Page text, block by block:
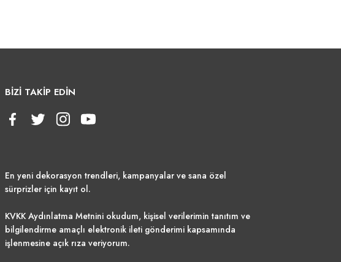
BİZİ TAKİP EDİN
En yeni dekorasyon trendleri, kampanyalar ve sana özel
sürprizler için kayıt ol.
KVKK Aydınlatma Metnini okudum, kişisel verilerimin tanıtım ve
bilgilendirme amaçlı elektronik ileti gönderimi kapsamında
işlenmesine açık rıza veriyorum.